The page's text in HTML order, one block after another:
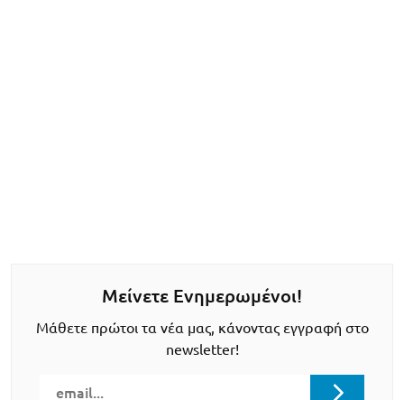
Μείνετε Ενημερωμένοι!
Μάθετε πρώτοι τα νέα μας, κάνοντας εγγραφή στο
newsletter!